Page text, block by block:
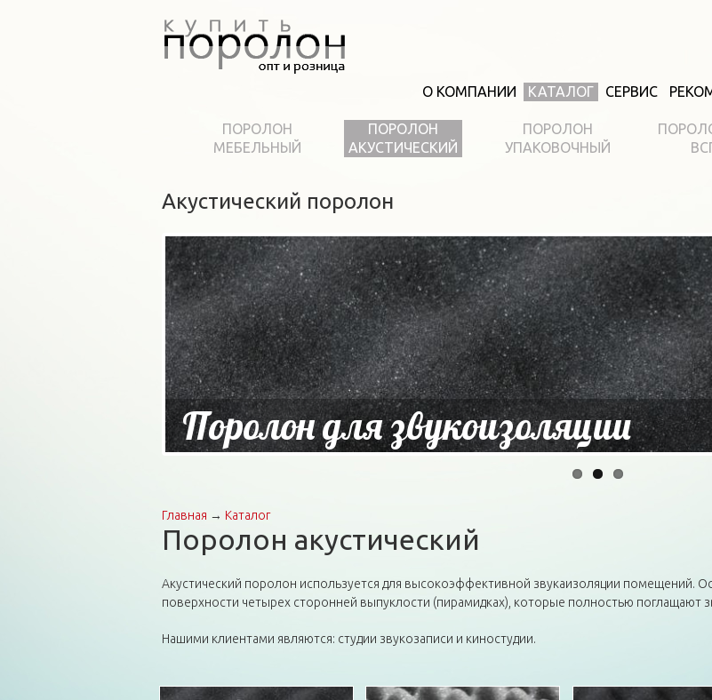
О КОМПАНИИ КАТАЛОГ СЕРВИС
ПОРОЛОН
МЕБЕЛЬНЫЙ
ПОРОЛОН
АКУСТИЧЕСКИЙ
ПОРОЛОН
УПАКОВОЧНЫЙ
Акустический поролон
Поролон для звукоизоляции
Вы здесь
Главная → Каталог
Поролон акустический
Акустический поролон используется для высокоэффективной звукаизоляции помещений.
поверхности четырех сторонней выпуклости (пирамидках), которые полностью поглащают
Нашими клиентами являются: студии звукозаписи и киностудии.